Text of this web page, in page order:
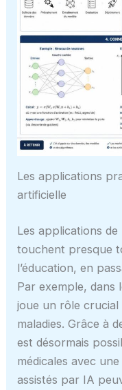
Les applications
artificielle
Les applications de
touchent presque
l’éducation, en
Par exemple, dans
joue un rôle crucial
maladies. Grâce à
est désormais
médicales avec
assistés par IA